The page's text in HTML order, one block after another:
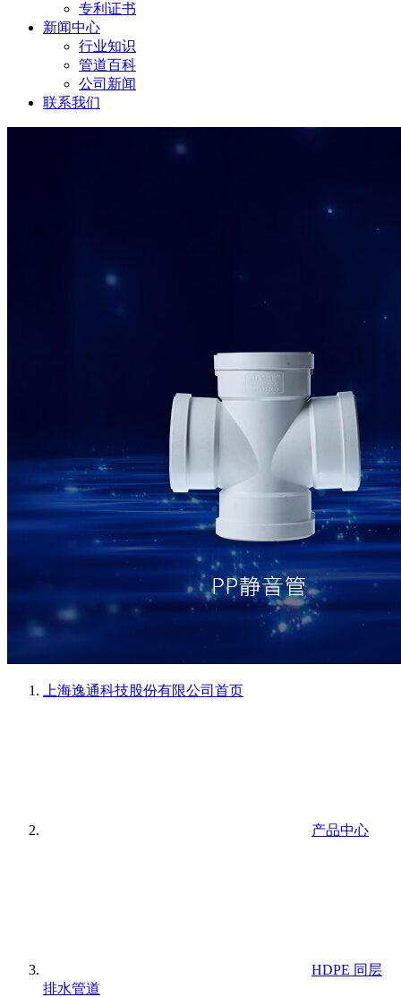
专利证书
新闻中心
行业知识
管道百科
公司新闻
联系我们
上海逸通科技股份有限公司 首页
产品中心
HDPE 同层
排水管道